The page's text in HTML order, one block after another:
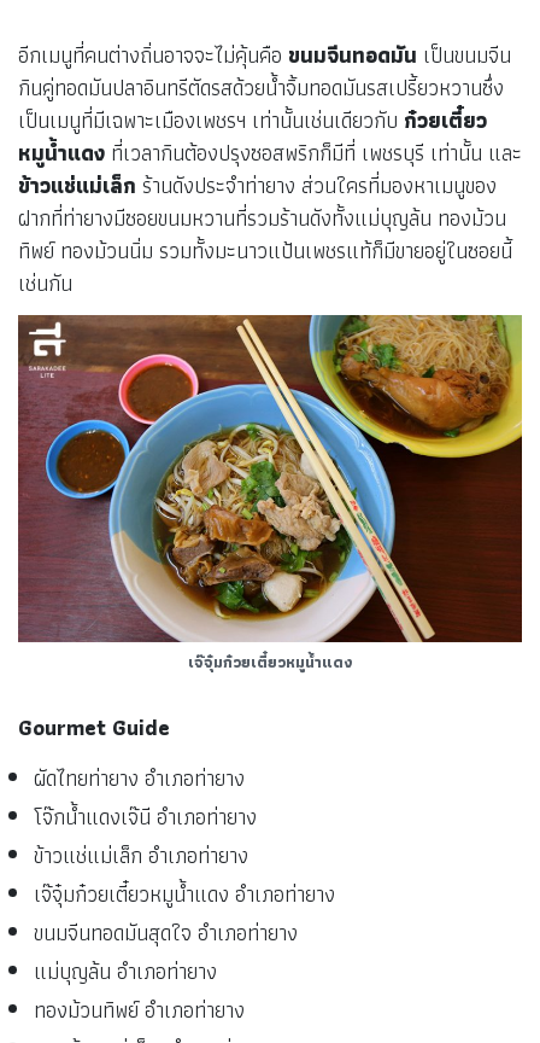
อีกเมนูที่คนต่างถิ่นอาจจะไม่คุ้นคือ ขนมจีนทอดมัน เป็นขนมจีน
กินคู่ทอดมันปลาอินทรีตัดรสด้วยน้ำจิ้มทอดมันรสเปรี้ยวหวานซึ่ง
เป็นเมนูที่มีเฉพาะเมืองเพชรฯ เท่านั้นเช่นเดียวกับ ก๋วยเตี๋ยว
หมูน้ำแดง ที่เวลากินต้องปรุงซอสพริกก็มีที่ เพชรบุรี เท่านั้น และ
ข้าวแช่แม่เล็ก ร้านดังประจำท่ายาง ส่วนใครที่มองหาเมนูของ
ฝากที่ท่ายางมีซอยขนมหวานที่รวมร้านดังทั้งแม่บุญล้น ทองม้วน
ทิพย์ ทองม้วนนิ่ม รวมทั้งมะนาวแป้นเพชรแท้ก็มีขายอยู่ในซอยนี้
เช่นกัน
เจ๊จุ๋มก๋วยเตี๋ยวหมูน้ำแดง
Gourmet Guide
ผัดไทยท่ายาง อำเภอท่ายาง
โจ๊กน้ำแดงเจ๊นี อำเภอท่ายาง
ข้าวแช่แม่เล็ก อำเภอท่ายาง
เจ๊จุ๋มก๋วยเตี๋ยวหมูน้ำแดง อำเภอท่ายาง
ขนมจีนทอดมันสุดใจ อำเภอท่ายาง
แม่บุญล้น อำเภอท่ายาง
ทองม้วนทิพย์ อำเภอท่ายาง